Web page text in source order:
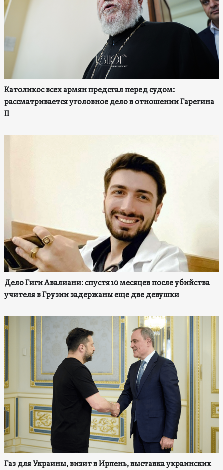
Католикос всех армян предстал перед судом:
рассматривается уголовное дело в отношении Гарегина
II
Дело Гиги Авалиани: спустя 10 месяцев после убийства
учителя в Грузии задержаны еще две девушки
Газ для Украины, визит в Ирпень, выставка украинских